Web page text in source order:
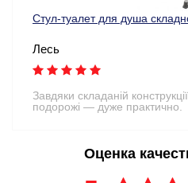
Стул-туалет для душа
Лесь
Завдяки складаній
подорожі — дуже практично.
Оценка